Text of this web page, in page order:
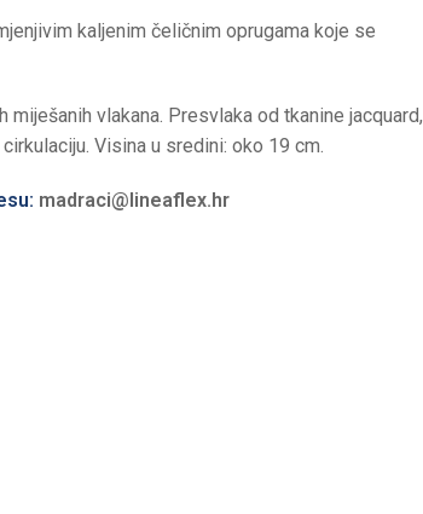
kaljenim čeličnim oprugama koje se
vlakana. Presvlaka od tkanine jacquard,
Visina u sredini: oko 19 cm.
madraci@lineaflex.hr